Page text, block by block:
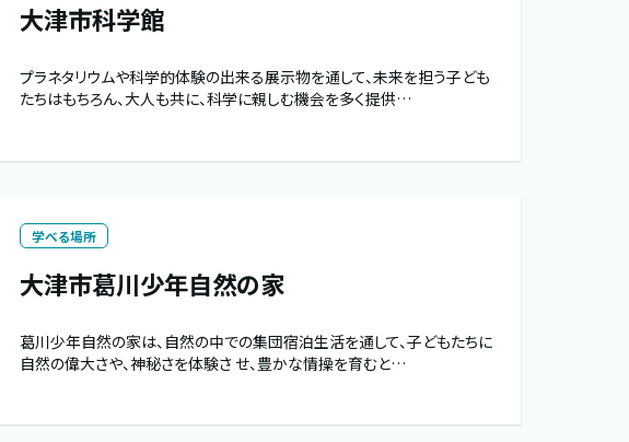
大津市科学館
プラネタリウムや科学的体験の出来る展示物を通して、未来を担う子ども
たちはもちろん、大人も共に、科学に親しむ機会を多く提供…
学べる場所
大津市葛川少年自然の家
葛川少年自然の家は、自然の中での集団宿泊生活を通して、子どもたちに
自然の偉大さや、神秘さを体験さ せ、豊かな情操を育むと…